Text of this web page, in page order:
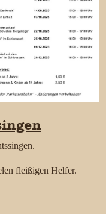
fleißigen Helfer.